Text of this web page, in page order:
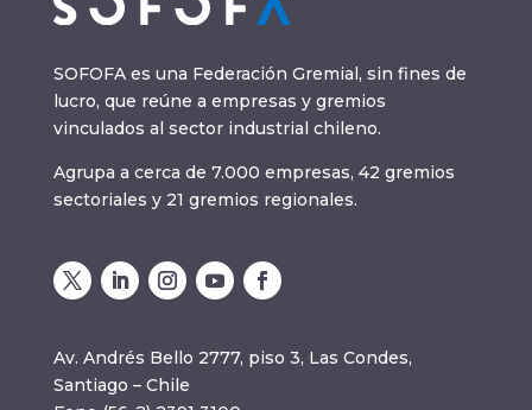
SOFOFA es una Federación Gremial, sin fines de
lucro, que reúne a empresas y gremios
vinculados al sector industrial chileno.
Agrupa a cerca de 7.000 empresas, 42 gremios
sectoriales y 21 gremios regionales.
Av. Andrés Bello 2777, piso 3, Las Condes,
Santiago – Chile